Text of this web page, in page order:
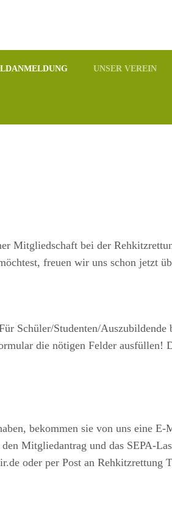
UNSER VEREIN
Mitgliedschaft bei der
freuen wir uns schon jetzt
Schüler/Studenten/
die nötigen Felder ausfüllen!
bekommen sie von uns eine
Mitgliedantrag und das SEPA-
oder per Post an Rehkitzrettung